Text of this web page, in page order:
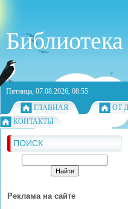
Библиотека
Пятница, 07.08.2026, 08:55
ГЛАВНАЯ
ОТ
КОНТАКТЫ
ПОИСК
Реклама на сайте